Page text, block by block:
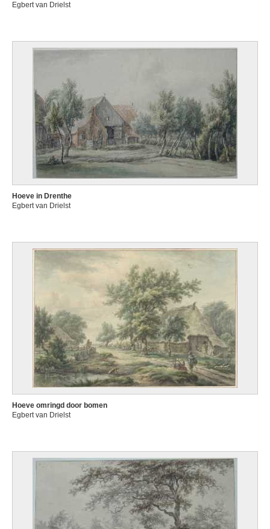
Egbert van Drielst
Hoeve in Drenthe
Egbert van Drielst
Hoeve omringd door bomen
Egbert van Drielst